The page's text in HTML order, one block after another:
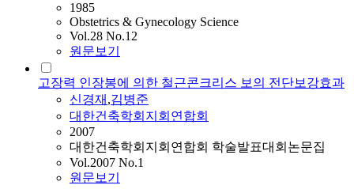
1985
Obstetrics & Gynecology Science
Vol.28 No.12
원문보기
고장력 인장봉에 의한 철근콘크리스 보의 전단보강효과
신경재 ,김병준
대한건축학회지회연합회
2007
대한건축학회지회연합회 학술발표대회논문집
Vol.2007 No.1
원문보기